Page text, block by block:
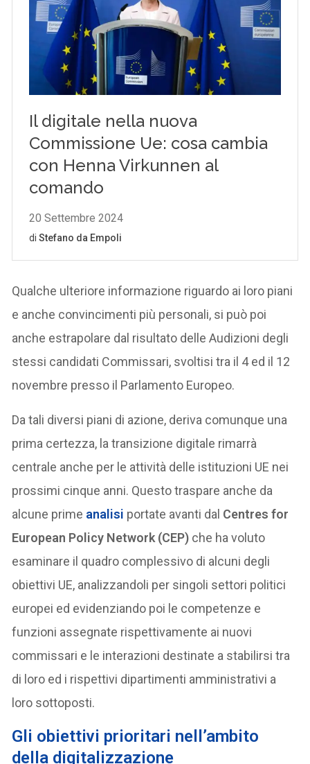
Qualche ulteriore informazione riguardo ai loro piani
e anche convincimenti più personali, si può poi
anche estrapolare dal risultato delle Audizioni degli
stessi candidati Commissari, svoltisi tra il 4 ed il 12
novembre presso il Parlamento Europeo.
Da tali diversi piani di azione, deriva comunque una
prima certezza, la transizione digitale rimarrà
centrale anche per le attività delle istituzioni UE nei
prossimi cinque anni. Questo traspare anche da
alcune prime analisi portate avanti dal Centres for
European Policy Network (CEP) che ha voluto
esaminare il quadro complessivo di alcuni degli
obiettivi UE, analizzandoli per singoli settori politici
europei ed evidenziando poi le competenze e
funzioni assegnate rispettivamente ai nuovi
commissari e le interazioni destinate a stabilirsi tra
di loro ed i rispettivi dipartimenti amministrativi a
loro sottoposti.
Gli obiettivi prioritari nell’ambito
della digitalizzazione